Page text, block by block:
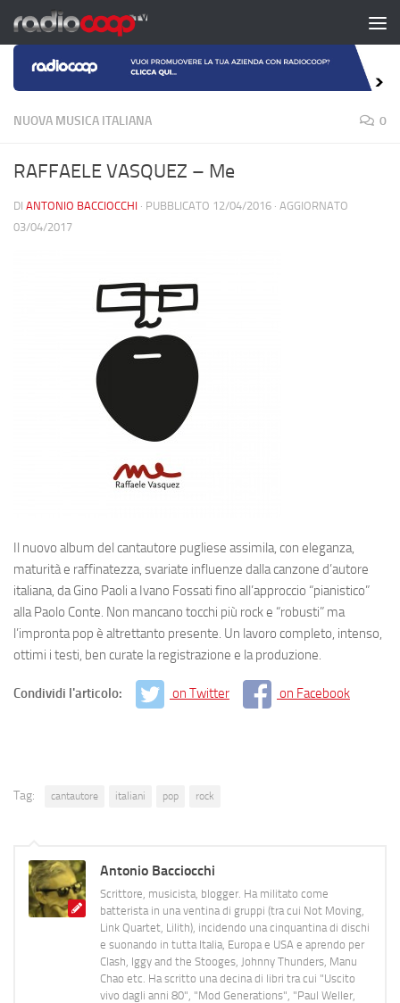
Salta al contenuto
NUOVA MUSICA ITALIANA 0
RAFFAELE VASQUEZ – Me
DI ANTONIO BACCIOCCHI · PUBBLICATO 12/04/2016 · AGGIORNATO
03/04/2017
Il nuovo album del cantautore pugliese assimila, con eleganza,
maturità e raffinatezza, svariate influenze dalla canzone d’autore
italiana, da Gino Paoli a Ivano Fossati fino all’approccio “pianistico”
alla Paolo Conte. Non mancano tocchi più rock e “robusti” ma
l’impronta pop è altrettanto presente. Un lavoro completo, intenso,
ottimi i testi, ben curate la registrazione e la produzione.
Condividi l'articolo: on Twitter on Facebook
Tag: cantautore italiani pop rock
Antonio Bacciocchi
Scrittore, musicista, blogger. Ha militato come
batterista in una ventina di gruppi (tra cui Not Moving,
Link Quartet, Lilith), incidendo una cinquantina di dischi
e suonando in tutta Italia, Europa e USA e aprendo per
Clash, Iggy and the Stooges, Johnny Thunders, Manu
Chao etc. Ha scritto una decina di libri tra cui "Uscito
vivo dagli anni 80", "Mod Generations", "Paul Weller,